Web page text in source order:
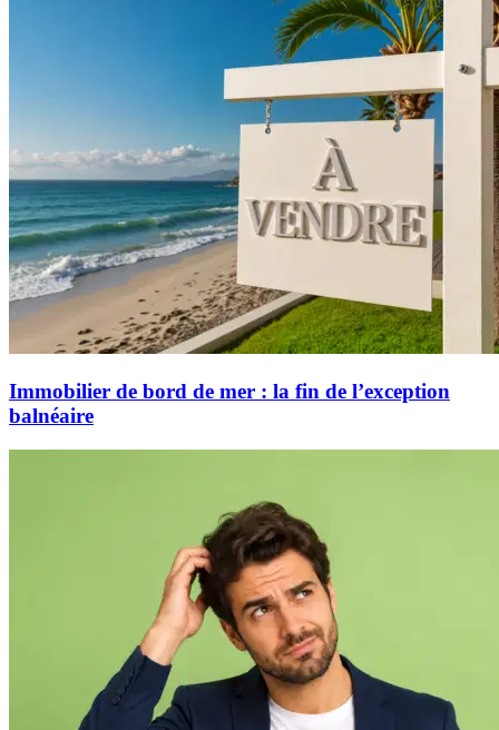
Immobilier de bord de mer : la fin de l’exception
balnéaire